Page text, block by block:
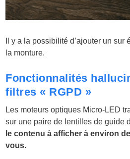
Il y a la possibilité d’ajouter un
la monture.
Fonctionnalités
filtres « RGPD »
Les moteurs optiques Micro-LED
sur une paire de lentilles de guide
le contenu à afficher à environ
vous.